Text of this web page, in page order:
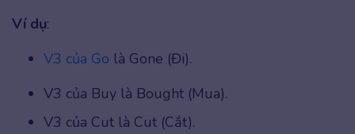
Ví dụ:
V3 của Go là Gone (Đi).
V3 của Buy là Bought (Mua).
V3 của Cut là Cut (Cắt).